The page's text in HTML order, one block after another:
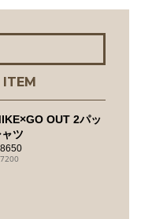
ITEM
OUT 2パッ
ツ
7200